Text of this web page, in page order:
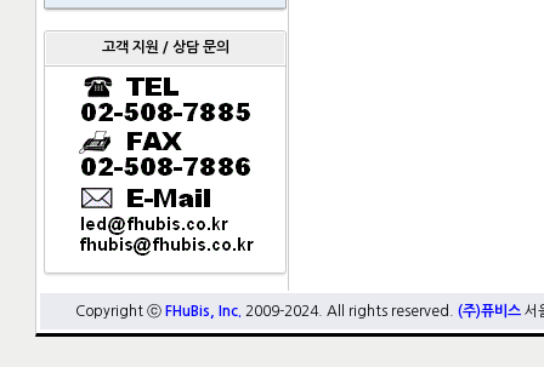
고객 지원 / 상담 문의
Copyright ⓒ FHuBis, Inc. 2009-2024. All rights reserved. (주)퓨비스 서